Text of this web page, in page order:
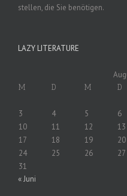
stellen, die Sie benötigen.
LAZY LITERATURE
M D M D
3
4 5 6
10
11 12 13
17
18 19 20
24
25 26 27
31
« Juni